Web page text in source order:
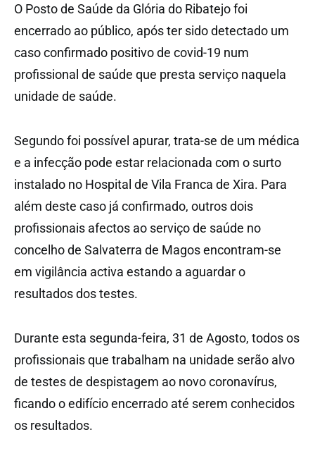
O Posto de Saúde da Glória do Ribatejo foi
encerrado ao público, após ter sido detectado um
caso confirmado positivo de covid-19 num
profissional de saúde que presta serviço naquela
unidade de saúde.
Segundo foi possível apurar, trata-se de um médica
e a infecção pode estar relacionada com o surto
instalado no Hospital de Vila Franca de Xira. Para
além deste caso já confirmado, outros dois
profissionais afectos ao serviço de saúde no
concelho de Salvaterra de Magos encontram-se
em vigilância activa estando a aguardar o
resultados dos testes.
Durante esta segunda-feira, 31 de Agosto, todos os
profissionais que trabalham na unidade serão alvo
de testes de despistagem ao novo coronavírus,
ficando o edifício encerrado até serem conhecidos
os resultados.